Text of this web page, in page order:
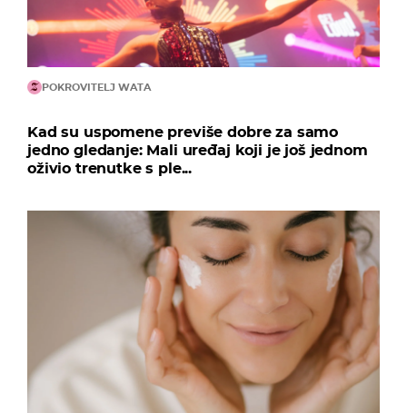
POKROVITELJ WATA
Kad su uspomene previše dobre za samo
jedno gledanje: Mali uređaj koji je još jednom
oživio trenutke s ple...